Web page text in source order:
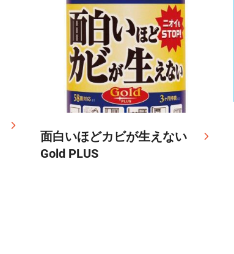
面白いほどカビが生えない
Gold PLUS